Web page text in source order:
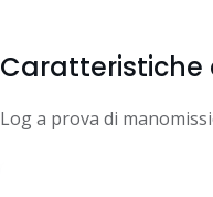
Caratteristiche
Log a prova di